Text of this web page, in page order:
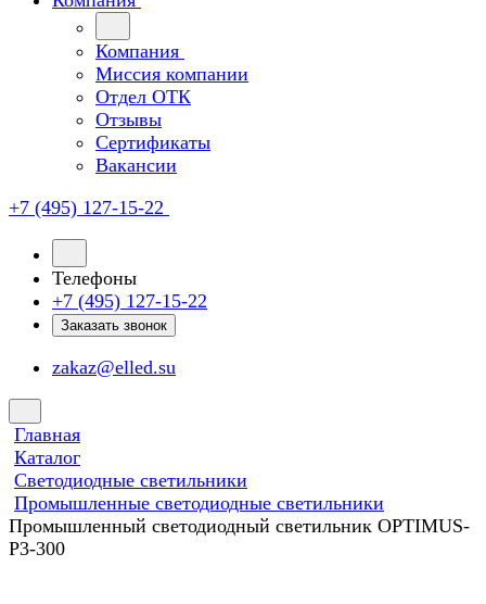
Компания
Миссия компании
Отдел ОТК
Отзывы
Сертификаты
Вакансии
+7 (495) 127-15-22
Телефоны
+7 (495) 127-15-22
Заказать звонок
zakaz@elled.su
Главная
Каталог
Светодиодные светильники
Промышленные светодиодные светильники
Промышленный светодиодный светильник OPTIMUS-
P3-300